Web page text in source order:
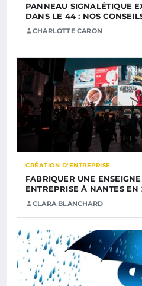
PANNEAU SIGNALÉTIQUE
DANS LE 44 : NOS
CHARLOTTE CARON
CRÉATION D’ENTREPRISE
FABRIQUER UNE
ENTREPRISE À NANTES EN
CLARA BLANCHARD